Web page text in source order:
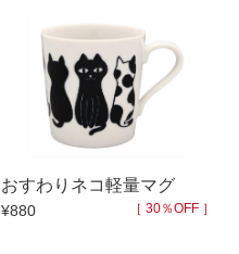
おすわりネコ軽量マグ
¥880 ［ 30％OFF ］